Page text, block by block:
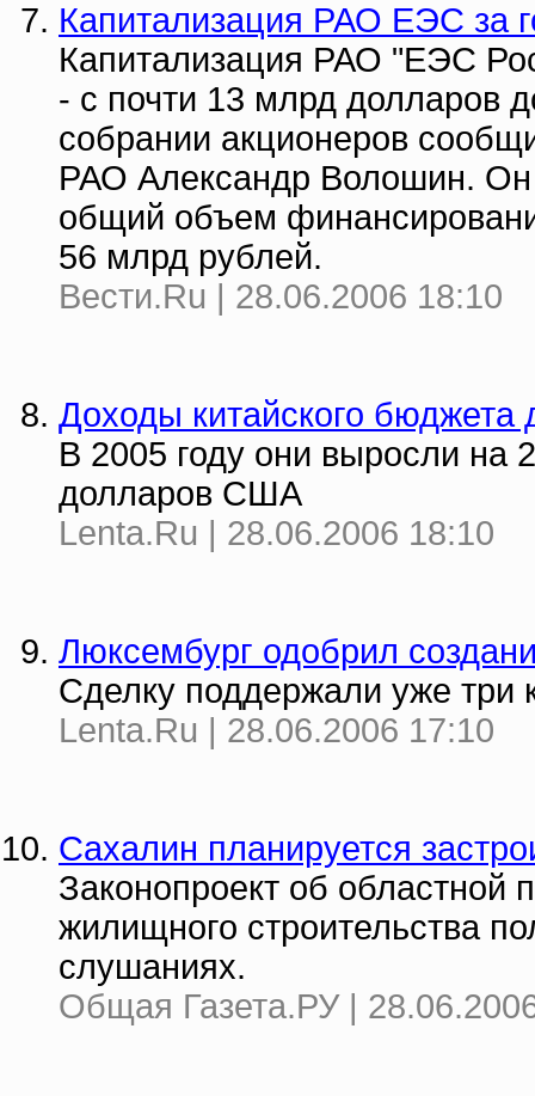
Капитализация РАО ЕЭС за
Капитализация РАО "ЕЭС
- с почти 13 млрд долларов
собрании акционеров
РАО Александр Волошин. Он
общий объем
56 млрд рублей.
Вести.Ru | 28.06.2006 18:10
Доходы китайского бюджета
В 2005 году они выросли на
долларов США
Lenta.Ru | 28.06.2006 18:10
Люксембург одобрил
Сделку поддержали уже три
Lenta.Ru | 28.06.2006 17:10
Сахалин планируется
Законопроект об областной
жилищного строительства
слушаниях.
Общая Газета.РУ |